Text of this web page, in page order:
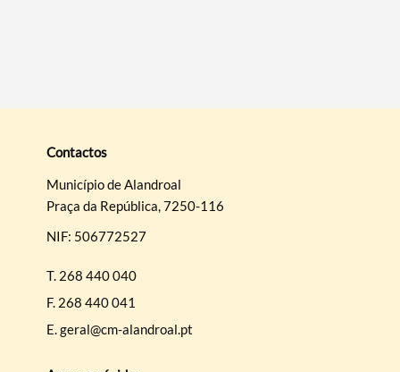
Filtros
Contactos
Município de Alandroal
Praça da República, 7250-116
NIF: 506772527
T. 268 440 040
F. 268 440 041
E.geral@cm-alandroal.pt